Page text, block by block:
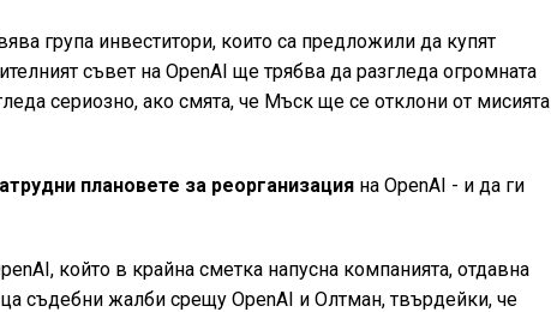
група инвеститори, които са предложили да купят
съвет на OpenAI ще трябва да разгледа огромната
сериозно, ако смята, че Мъск ще се отклони от мисията
плановете за реорганизация на OpenAI - и да ги
който в крайна сметка напусна компанията, отдавна
съдебни жалби срещу OpenAI и Олтман, твърдейки, че